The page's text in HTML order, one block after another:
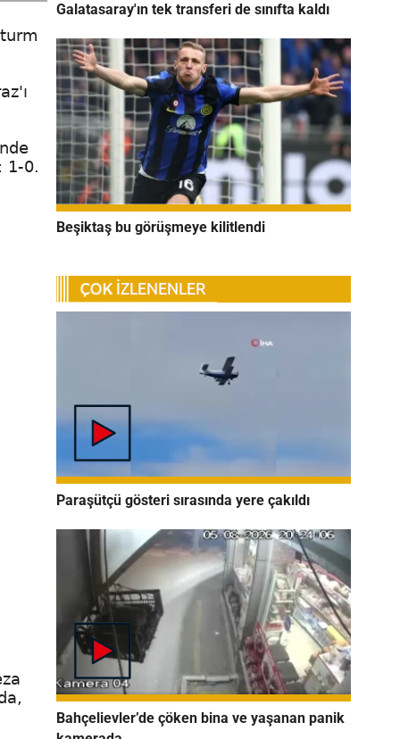
1-0.
Galatasaray'ın tek transferi de sınıfta kaldı
Beşiktaş bu görüşmeye kilitlendi
Paraşütçü gösteri sırasında yere çakıldı
Bahçelievler’de çöken bina ve yaşanan panik